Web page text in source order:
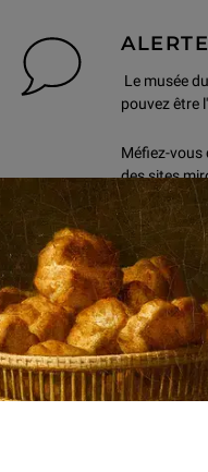
Le musée
pouvez être
Méfiez-vous
des sites
vendeurs à
Vous vous
musée.
Tarifs d'entrée
Visiteurs résidents et/ou